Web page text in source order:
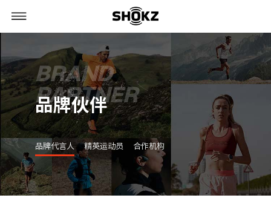
BRAND
PARTNER
品牌伙伴
品牌代言人 精英运动员 合作机构